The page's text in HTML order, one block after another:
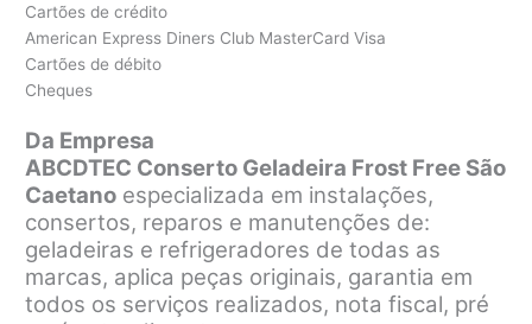
Cartões de crédito
American Express Diners Club MasterCard Visa
Cartões de débito
Cheques
Da Empresa
ABCDTEC Conserto Geladeira Frost Free São
Caetano especializada em instalações,
consertos, reparos e manutenções de:
geladeiras e refrigeradores de todas as
marcas, aplica peças originais, garantia em
todos os serviços realizados, nota fiscal, pré